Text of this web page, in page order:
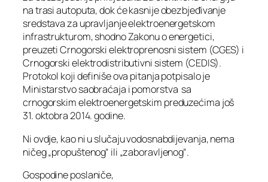
na trasi autoputa, dok će kasnije obezbjeđivanje
sredstava za upravljanje elektroenergetskom
infrastrukturom, shodno Zakonu o energetici,
preuzeti Crnogorski elektroprenosni sistem (CGES) i
Crnogorski elektrodistributivni sistem (CEDIS).
Protokol koji definiše ova pitanja potpisalo je
Ministarstvo saobraćaja i pomorstva sa
crnogorskim elektroenergetskim preduzećima još
31. oktobra 2014. godine.
Ni ovdje, kao ni u slučaju vodosnabdijevanja, nema
ničeg „propuštenog“ ili „zaboravljenog“.
Gospodine poslaniče,